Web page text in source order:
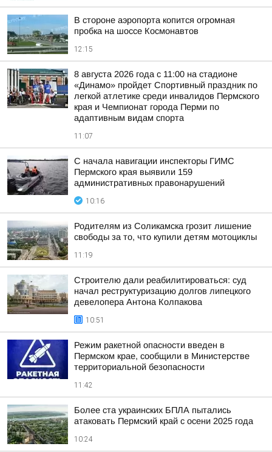
В стороне аэропорта копится огромная
пробка на шоссе Космонавтов
12:15
8 августа 2026 года с 11:00 на стадионе
«Динамо» пройдет Спортивный праздник по
легкой атлетике среди инвалидов Пермского
края и Чемпионат города Перми по
адаптивным видам спорта
11:07
С начала навигации инспекторы ГИМС
Пермского края выявили 159
административных правонарушений
10:16
Родителям из Соликамска грозит лишение
свободы за то, что купили детям мотоциклы
11:19
Строителю дали реабилитироваться: суд
начал реструктуризацию долгов липецкого
девелопера Антона Колпакова
10:51
Режим ракетной опасности введен в
Пермском крае, сообщили в Министерстве
территориальной безопасности
11:42
Более ста украинских БПЛА пытались
атаковать Пермский край с осени 2025 года
10:24